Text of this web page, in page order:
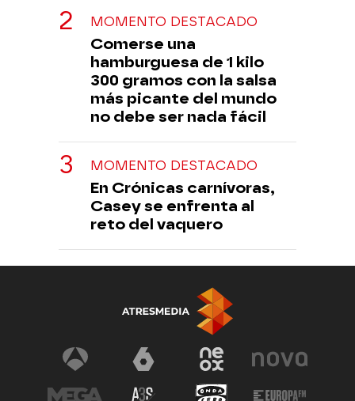
MOMENTO DESTACADO
Comerse una
hamburguesa de 1 kilo
300 gramos con la salsa
más picante del mundo
no debe ser nada fácil
MOMENTO DESTACADO
En Crónicas carnívoras,
Casey se enfrenta al
reto del vaquero